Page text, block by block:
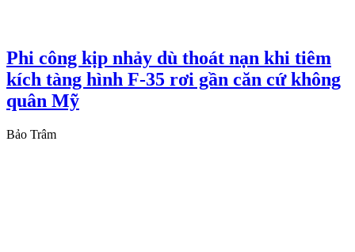
Phi công kịp nhảy dù thoát nạn khi tiêm
kích tàng hình F-35 rơi gần căn cứ không
quân Mỹ
Bảo Trâm